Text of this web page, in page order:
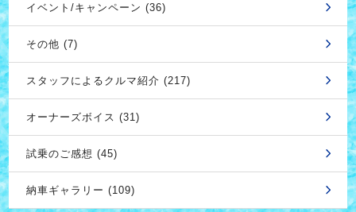
イベント/キャンペーン (36)
その他 (7)
スタッフによるクルマ紹介 (217)
オーナーズボイス (31)
試乗のご感想 (45)
納車ギャラリー (109)